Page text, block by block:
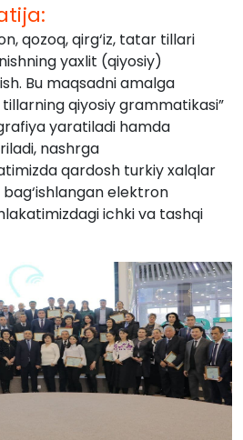
qozoq, qirg‘iz, tatar tillari
yaxlit (qiyosiy)
Bu maqsadni amalga
qiyosiy grammatikasi”
yaratiladi hamda
nashrga
qardosh turkiy xalqlar
elektron
ichki va tashqi